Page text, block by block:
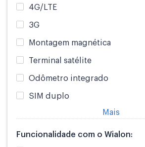
4G/LTE
3G
Montagem magnética
Terminal satélite
Odômetro integrado
SIM duplo
Mais
Funcionalidade com o Wialon: